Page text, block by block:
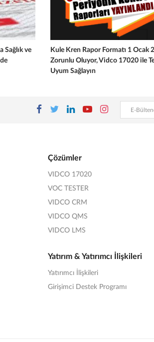
Sağlık ve
Kule Kren Rapor Formatı 1 Ocak
Zorunlu Oluyor, Vidco 17020 ile
Uyum Sağlayın
Çözümler
VIDCO 17020
VOC TESTER
VIDCO CRM
VIDCO QMS
VIDCO LMS
Yatırım & Yatırımcı İlişkileri
Yatırımcı İlişkileri
Girişimci Destek Programı